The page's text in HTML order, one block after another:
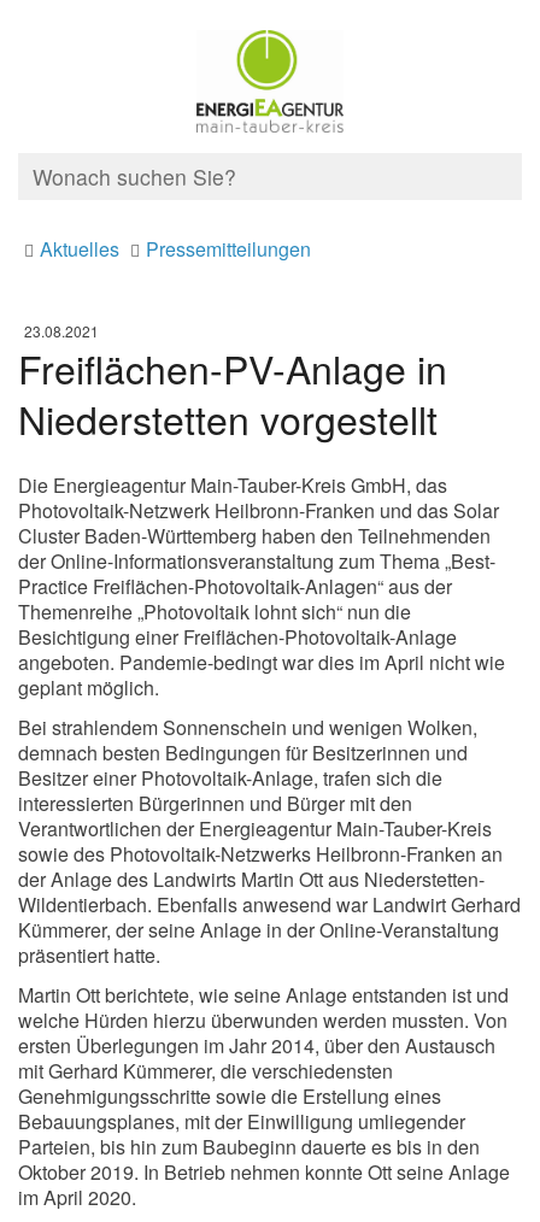
Aktuelles Pressemitteilungen
23.08.2021
Freiflächen-PV-Anlage in
Niederstetten vorgestellt
Die Energieagentur Main-Tauber-Kreis GmbH, das
Photovoltaik-Netzwerk Heilbronn-Franken und das Solar
Cluster Baden-Württemberg haben den Teilnehmenden
der Online-Informationsveranstaltung zum Thema „Best-
Practice Freiflächen-Photovoltaik-Anlagen“ aus der
Themenreihe „Photovoltaik lohnt sich“ nun die
Besichtigung einer Freiflächen-Photovoltaik-Anlage
angeboten. Pandemie-bedingt war dies im April nicht wie
geplant möglich.
Bei strahlendem Sonnenschein und wenigen Wolken,
demnach besten Bedingungen für Besitzerinnen und
Besitzer einer Photovoltaik-Anlage, trafen sich die
interessierten Bürgerinnen und Bürger mit den
Verantwortlichen der Energieagentur Main-Tauber-Kreis
sowie des Photovoltaik-Netzwerks Heilbronn-Franken an
der Anlage des Landwirts Martin Ott aus Niederstetten-
Wildentierbach. Ebenfalls anwesend war Landwirt Gerhard
Kümmerer, der seine Anlage in der Online-Veranstaltung
präsentiert hatte.
Martin Ott berichtete, wie seine Anlage entstanden ist und
welche Hürden hierzu überwunden werden mussten. Von
ersten Überlegungen im Jahr 2014, über den Austausch
mit Gerhard Kümmerer, die verschiedensten
Genehmigungsschritte sowie die Erstellung eines
Bebauungsplanes, mit der Einwilligung umliegender
Parteien, bis hin zum Baubeginn dauerte es bis in den
Oktober 2019. In Betrieb nehmen konnte Ott seine Anlage
im April 2020.